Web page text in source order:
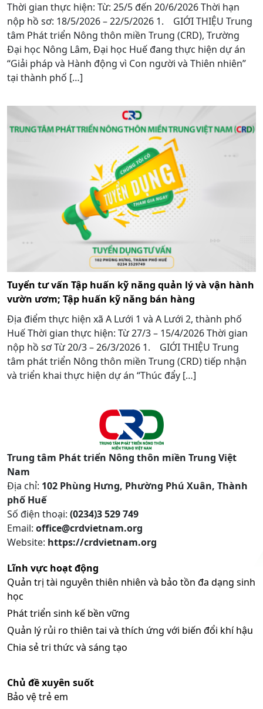
Thời gian thực hiện: Từ: 25/5 đến 20/6/2026 Thời hạn
nộp hồ sơ: 18/5/2026 – 22/5/2026 1. GIỚI THIỆU Trung
tâm Phát triển Nông thôn miền Trung (CRD), Trường
Đại học Nông Lâm, Đại học Huế đang thực hiện dự án
“Giải pháp và Hành động vì Con người và Thiên nhiên”
tại thành phố […]
Tuyển tư vấn Tập huấn kỹ năng quản lý và vận hành
vườn ươm; Tập huấn kỹ năng bán hàng
Địa điểm thực hiện xã A Lưới 1 và A Lưới 2, thành phố
Huế Thời gian thực hiện: Từ 27/3 – 15/4/2026 Thời gian
nộp hồ sơ Từ 20/3 – 26/3/2026 1. GIỚI THIỆU Trung
tâm phát triển Nông thôn miền Trung (CRD) tiếp nhận
và triển khai thực hiện dự án “Thúc đẩy […]
Trung tâm Phát triển Nông thôn miền Trung Việt
Nam
Địa chỉ: 102 Phùng Hưng, Phường Phú Xuân, Thành
phố Huế
Số điện thoại: (0234)3 529 749
Email: office@crdvietnam.org
Website: https://crdvietnam.org
Lĩnh vực hoạt động
Quản trị tài nguyên thiên nhiên và bảo tồn đa dạng sinh
học
Phát triển sinh kế bền vững
Quản lý rủi ro thiên tai và thích ứng với biến đổi khí hậu
Chia sẻ tri thức và sáng tạo
Chủ đề xuyên suốt
Bảo vệ trẻ em